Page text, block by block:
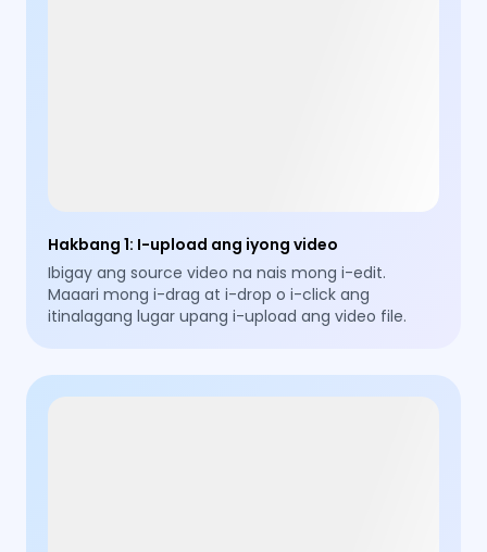
Hakbang 1: I-upload ang iyong video
Ibigay ang source video na nais mong i-edit.
Maaari mong i-drag at i-drop o i-click ang
itinalagang lugar upang i-upload ang video file.